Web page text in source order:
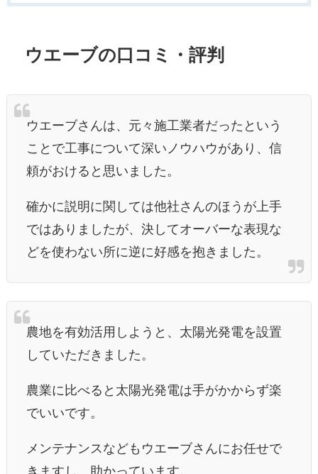
ウエーブの口コミ・評判
ウエーブさんは、元々施工業者だったという
ことで工事について深いノウハウがあり、信
頼がおけると思いました。
確かに説明に関しては他社さんのほうが上手
ではありましたが、決してオーバーな表現な
どを使わない所に逆に好感を抱きました。
農地を有効活用しようと、太陽光発電を設置
していただきました。
農業に比べると太陽光発電は手がかからず楽
でいいです。
メンテナンスなどもウエーブさんにお任せで
きますし、助かっています。